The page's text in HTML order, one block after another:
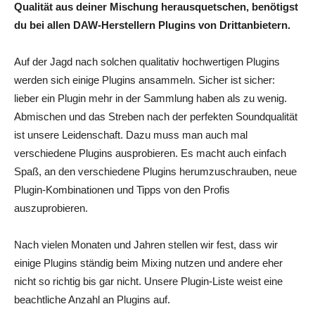
Qualität aus deiner Mischung herausquetschen, benötigst
du bei allen DAW-Herstellern Plugins von Drittanbietern.
Auf der Jagd nach solchen qualitativ hochwertigen Plugins
werden sich einige Plugins ansammeln. Sicher ist sicher:
lieber ein Plugin mehr in der Sammlung haben als zu wenig.
Abmischen und das Streben nach der perfekten Soundqualität
ist unsere Leidenschaft. Dazu muss man auch mal
verschiedene Plugins ausprobieren. Es macht auch einfach
Spaß, an den verschiedene Plugins herumzuschrauben, neue
Plugin-Kombinationen und Tipps von den Profis
auszuprobieren.
Nach vielen Monaten und Jahren stellen wir fest, dass wir
einige Plugins ständig beim Mixing nutzen und andere eher
nicht so richtig bis gar nicht. Unsere Plugin-Liste weist eine
beachtliche Anzahl an Plugins auf.